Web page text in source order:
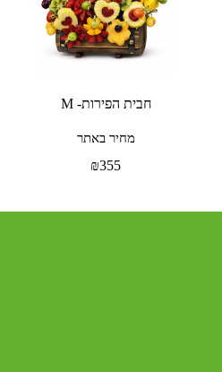
חבית הפירות- M
מחיר באתר
₪355